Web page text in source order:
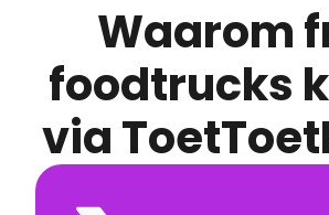
Waarom friet
foodtrucks
via